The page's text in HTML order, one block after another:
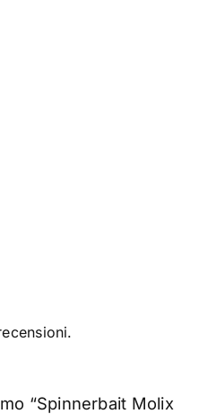
“Spinnerbait Molix